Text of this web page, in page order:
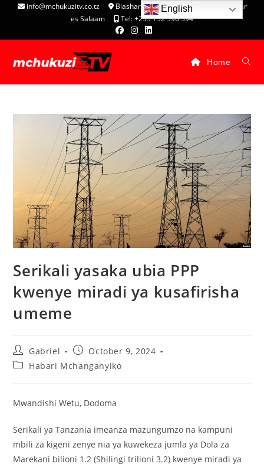
info@mchukuzitv.co.tz
Biashara Complex - P.O. Box 25074, Dar
es Salaam
Tel: +255 752 396 394
Home
Serikali yasaka ubia PPP
kwenye miradi ya kusafirisha
umeme
Gabriel
October 9, 2024
Habari Mchanganyiko
Mwandishi Wetu, Dodoma
Serikali ya Tanzania imeanza mazungumzo na kampuni
mbili za kigeni zenye nia ya kuwekeza jumla ya Dola za
Marekani bilioni 1.2 (Shilingi trilioni 3.2) kwenye miradi ya
English